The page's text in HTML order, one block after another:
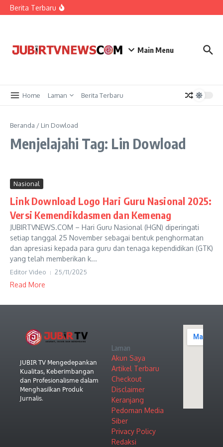
Berita Terbaru
Tingkatkan Kualitas Pelayanan Masyarakat,
Kepedulian, Salurkan Bantuan untuk Korban
Kebakaran Ciptamulya
Main Menu
Home Laman Berita Terbaru
Beranda / Lin Dowload
Menjelajahi Tag: Lin Dowload
Nasional
Link Download Logo Hari Guru Nasional 2025:
Versi Kemendikdasmen dan Kemenag
JUBIRTVNEWS.COM – Hari Guru Nasional (HGN) diperingati
setiap tanggal 25 November sebagai bentuk penghormatan
dan apresiasi kepada para guru dan tenaga kependidikan (GTK)
yang telah memberikan k...
Editor Video 25/11/2025
Read More
𝖩𝖴𝖡𝖨𝖱 𝖳𝖵 𝖬𝖾𝗇𝗀𝖾𝖽𝖾𝗉𝖺𝗇𝗄𝖺𝗇
𝖪𝗎𝖺𝗅𝗂𝗍𝖺𝗌, 𝖪𝖾𝖻𝖾𝗋𝗂𝗆𝖻𝖺𝗇𝗀𝖺𝗇
𝖽𝖺𝗇 𝖯𝗋𝗈𝖿𝖾𝗌𝗂𝗈𝗇𝖺𝗅𝗂𝗌𝗆𝖾 𝖽𝖺𝗅𝖺𝗆
𝖬𝖾𝗇𝗀𝗁𝖺𝗌𝗂𝗅𝗄𝖺𝗇 𝖯𝗋𝗈𝖽𝗎𝗄
𝖩𝗎𝗋𝗇𝖺𝗅𝗂𝗌.
Laman
Akun Saya
Artikel Terbaru
Checkout
Disclaimer
Keranjang
Pedoman Media
Siber
Privacy Policy
Redaksi